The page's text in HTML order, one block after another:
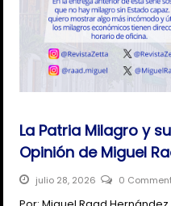
La Patria Milagro y
Opinión de Miguel
julio 28, 2026 0